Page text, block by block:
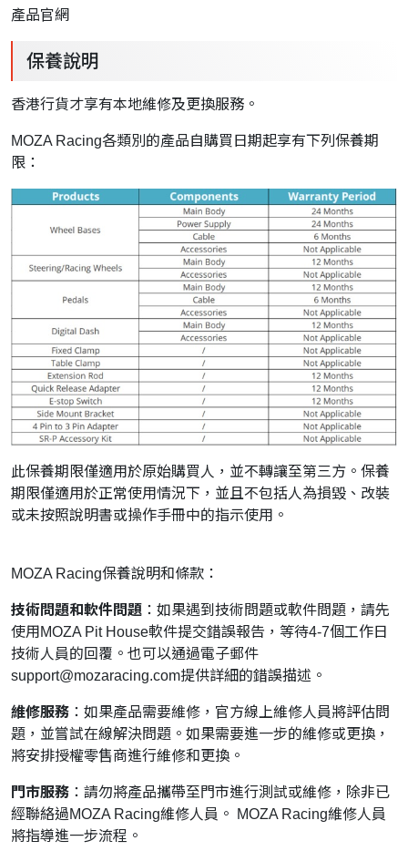
產品官網
保養說明
香港行貨才享有本地維修及更換服務。
MOZA Racing各類別的產品自購買日期起享有下列保養期
限：
此保養期限僅適用於原始購買人，並不轉讓至第三方。保養
期限僅適用於正常使用情況下，並且不包括人為損毀、改裝
或未按照說明書或操作手冊中的指示使用。
MOZA Racing保養說明和條款：
技術問題和軟件問題 ：如果遇到技術問題或軟件問題，請先
使用MOZA Pit House軟件提交錯誤報告，等待4-7個工作日
技術人員的回覆。也可以通過電子郵件
support@mozaracing.com提供詳細的錯誤描述。
維修服務 ：如果產品需要維修，官方線上維修人員將評估問
題，並嘗試在線解決問題。如果需要進一步的維修或更換，
將安排授權零售商進行維修和更換。
門市服務 ：請勿將產品攜帶至門市進行測試或維修，除非已
經聯絡過MOZA Racing維修人員。 MOZA Racing維修人員
將指導進一步流程。